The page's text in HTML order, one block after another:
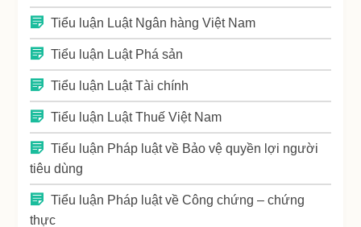
Tiểu luận Luật Ngân hàng Việt Nam
Tiểu luận Luật Phá sản
Tiểu luận Luật Tài chính
Tiểu luận Luật Thuế Việt Nam
Tiểu luận Pháp luật về Bảo vệ quyền lợi người
tiêu dùng
Tiểu luận Pháp luật về Công chứng – chứng
thực